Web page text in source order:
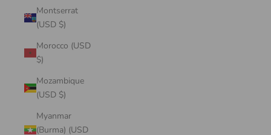
Montserrat
(USD $)
Morocco (USD
$)
Mozambique
(USD $)
Myanmar
(Burma) (USD